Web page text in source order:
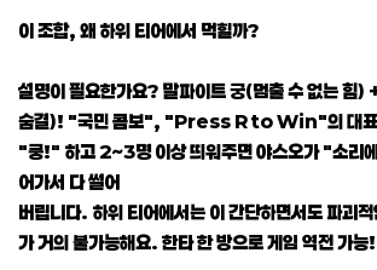
이 조합, 왜 하위 티어에서 먹힐까?
설명이 필요한가요? 말파이트 궁(멈출 수 없는 힘)
숨결)! "국민 콤보", "Press R to Win"의 대표
"쿵!" 하고 2~3명 이상 띄워주면 야스오가 "소리
어가서 다 썰어
버립니다. 하위 티어에서는 이 간단하면서도 파괴
가 거의 불가능해요. 한타 한 방으로 게임 역전 가능!